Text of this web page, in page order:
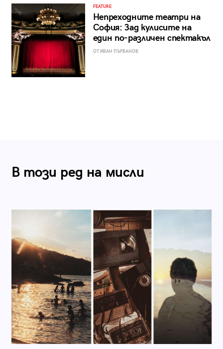
FEATURE
Непреходните театри на
София: Зад кулисите на
един по-различен спектакъл
ОТ ИВАН ПЪРВАНОВ
В този ред на мисли